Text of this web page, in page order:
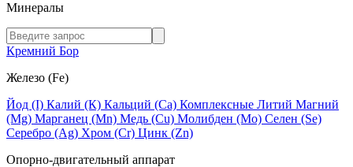
Минералы
Кремний Бор
Железо (Fe)
Йод (I) Калий (К) Кальций (Са) Комплексные Литий Магний
(Mg) Марганец (Mn) Медь (Сu) Молибден (Мо) Селен (Se)
Серебро (Ag) Хром (Cr) Цинк (Zn)
Опорно-двигательный аппарат